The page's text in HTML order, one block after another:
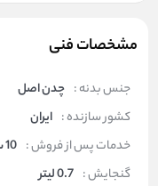
مشخصات فنی
جنس بدنه : چدن اصل
کشور سازنده : ایران
خدمات پس از فروش : 10 سال
گنجایش : 0.7 لیتر